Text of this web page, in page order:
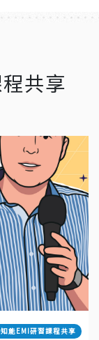
共享
能EMI研習課程共享